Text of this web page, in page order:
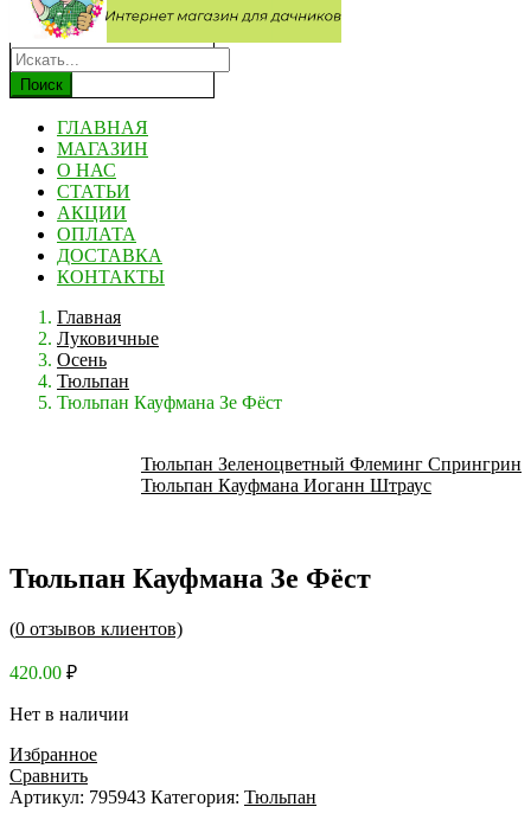
Поиск
ГЛАВНАЯ
МАГАЗИН
О НАС
СТАТЬИ
АКЦИИ
ОПЛАТА
ДОСТАВКА
КОНТАКТЫ
Главная
Луковичные
Осень
Тюльпан
Тюльпан Кауфмана Зе Фёст
Тюльпан Зеленоцветный Флеминг Спрингрин
Тюльпан Кауфмана Иоганн Штраус
Тюльпан Кауфмана Зе Фёст
(0 отзывов клиентов)
420.00 ₽
Нет в наличии
Избранное
Сравнить
Артикул: 795943 Категория: Тюльпан